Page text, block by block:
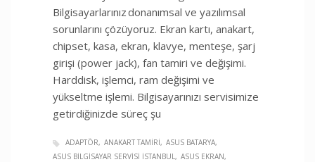
Bilgisayarlarınız donanımsal ve yazılımsal
sorunlarını çözüyoruz. Ekran kartı, anakart,
chipset, kasa, ekran, klavye, menteşe, şarj
girişi (power jack), fan tamiri ve değişimi.
Harddisk, işlemci, ram değişimi ve
yükseltme işlemi. Bilgisayarınızı servisimize
getirdiğinizde süreç şu
ADAPTÖR ANAKART TAMIRI
ASUS BATARYA
ASUS BILGISAYAR SERVISI İSTANBUL
ASUS EKRAN